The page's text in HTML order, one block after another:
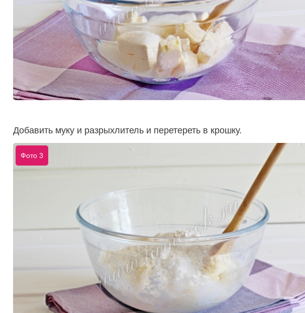
Добавить муку и разрыхлитель и перетереть в крошку.
Фото 3